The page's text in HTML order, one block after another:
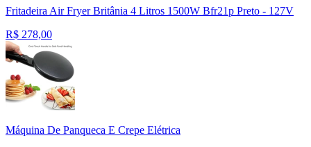
Fritadeira Air Fryer Britânia 4 Litros 1500W Bfr21p Preto - 127V
R$ 278,00
Máquina De Panqueca E Crepe Elétrica